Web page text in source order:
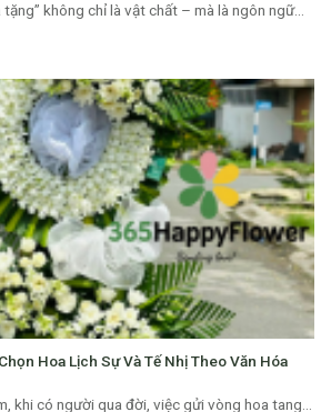
không chỉ là vật chất – mà là ngôn ngữ...
Hoa Lịch Sự Và Tế Nhị Theo Văn Hóa
khi có người qua đời, việc gửi vòng hoa tang...